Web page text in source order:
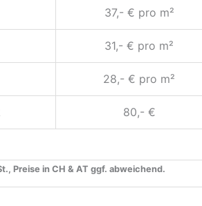
37,- € pro m²
31,- € pro m²
28,- € pro m²
80,- €
Preise in CH & AT ggf. abweichend.